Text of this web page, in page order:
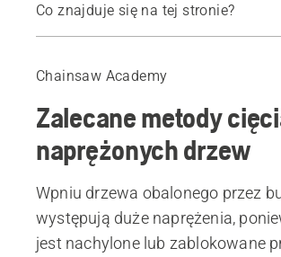
Co znajduje się na tej stronie?
Chainsaw Academy
Zalecane metody
naprężonych drzew
Wpniu drzewa obalonego przez
występują duże naprężenia,
jest nachylone lub zablokowane